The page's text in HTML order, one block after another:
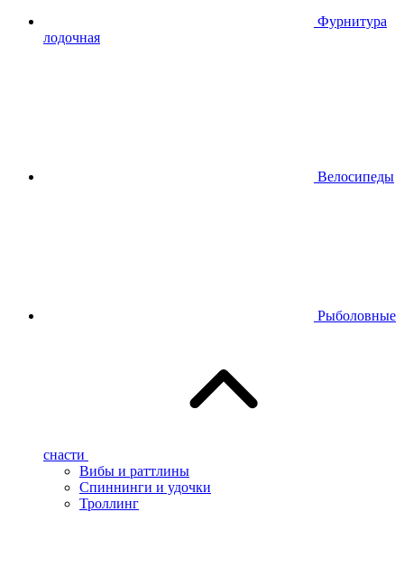
Фурнитура
лодочная
Велосипеды
Рыболовные
снасти
Вибы и раттлины
Спиннинги и удочки
Троллинг